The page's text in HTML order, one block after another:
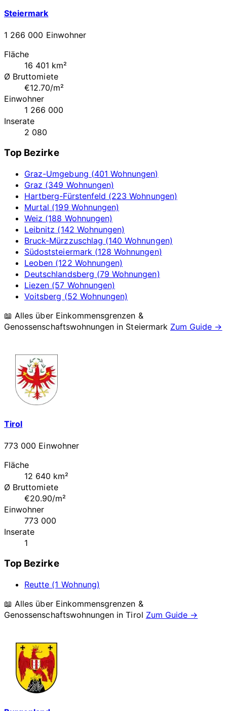
Steiermark
1 266 000 Einwohner
Fläche
16 401 km²
Ø Bruttomiete
€12.70/m²
Einwohner
1 266 000
Inserate
2 080
Top Bezirke
Graz-Umgebung (401 Wohnungen)
Graz (349 Wohnungen)
Hartberg-Fürstenfeld (223 Wohnungen)
Murtal (199 Wohnungen)
Weiz (188 Wohnungen)
Leibnitz (142 Wohnungen)
Bruck-Mürzzuschlag (140 Wohnungen)
Südoststeiermark (128 Wohnungen)
Leoben (122 Wohnungen)
Deutschlandsberg (79 Wohnungen)
Liezen (57 Wohnungen)
Voitsberg (52 Wohnungen)
📖 Alles über Einkommensgrenzen &
Genossenschaftswohnungen in Steiermark Zum Guide →
Tirol
773 000 Einwohner
Fläche
12 640 km²
Ø Bruttomiete
€20.90/m²
Einwohner
773 000
Inserate
1
Top Bezirke
Reutte (1 Wohnung)
📖 Alles über Einkommensgrenzen &
Genossenschaftswohnungen inTirol Zum Guide →